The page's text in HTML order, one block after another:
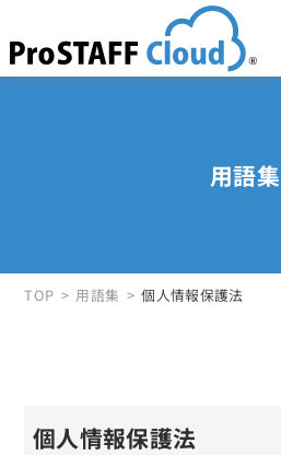
用語集
TOP 用語集 個人情報保護法
個人情報保護法